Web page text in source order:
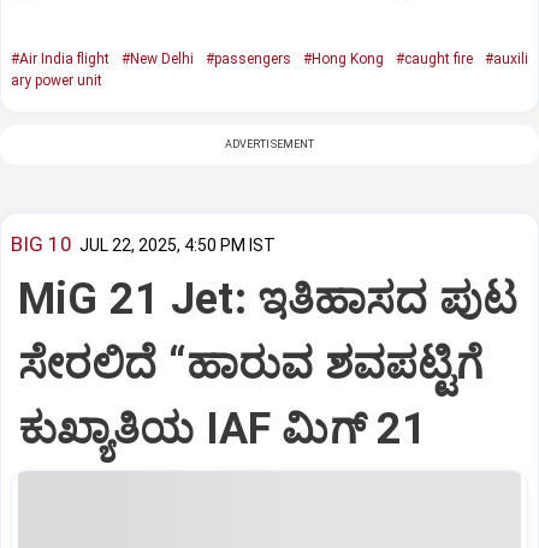
#Air India flight #New Delhi #passengers #Hong Kong #caught fire
#auxili
ary power unit
ADVERTISEMENT
BIG 10 JUL 22, 2025, 4:50 PM IST
MiG 21 Jet: ಇತಿಹಾಸದ ಪುಟ
ಸೇರಲಿದೆ “ಹಾರುವ ಶವಪಟ್ಟಿಗೆ
ಕುಖ್ಯಾತಿಯ IAF ಮಿಗ್‌ 21